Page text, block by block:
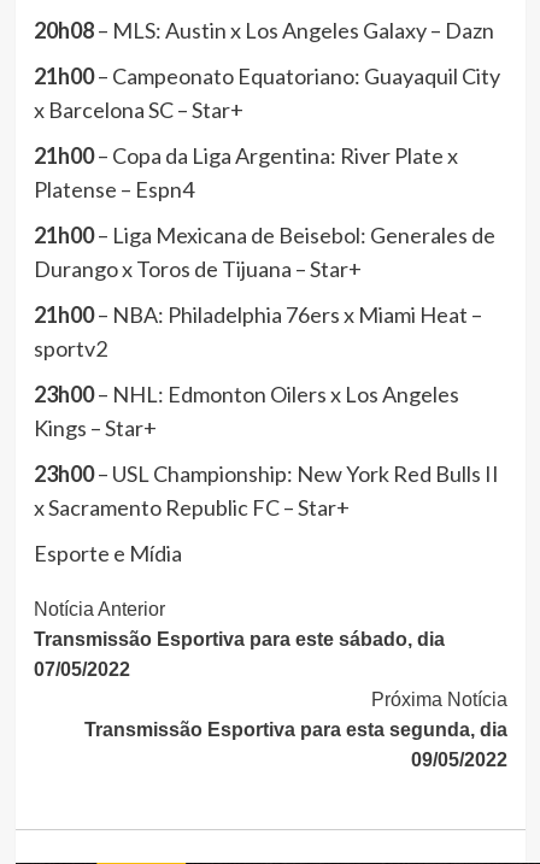
20h08– MLS: Austin x Los Angeles Galaxy – Dazn
21h00– Campeonato Equatoriano: Guayaquil City
x Barcelona SC – Star+
21h00– Copa da Liga Argentina: River Plate x
Platense – Espn4
21h00– Liga Mexicana de Beisebol: Generales de
Durango x Toros de Tijuana – Star+
21h00– NBA: Philadelphia 76ers x Miami Heat –
sportv2
23h00– NHL: Edmonton Oilers x Los Angeles
Kings – Star+
23h00– USL Championship: New York Red Bulls II
x Sacramento Republic FC – Star+
Esporte e Mídia
Continue
Lendo
Notícia Anterior
Transmissão Esportiva para este sábado, dia
07/05/2022
Próxima Notícia
Transmissão Esportiva para esta segunda, dia
09/05/2022